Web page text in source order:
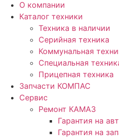
О компании
Каталог техники
Техника в наличии
Серийная техника
Коммунальная
Специальная
Прицепная техника
Запчасти КОМПАС
Сервис
Ремонт КАМАЗ
Гарантия на
Гарантия на